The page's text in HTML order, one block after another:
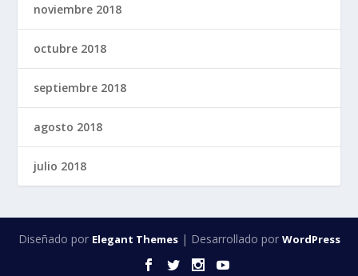
noviembre 2018
octubre 2018
septiembre 2018
agosto 2018
julio 2018
Diseñado por Elegant Themes| Desarrollado por WordPress